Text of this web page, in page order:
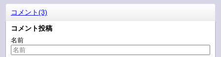
コメント(3)
コメント投稿
名前